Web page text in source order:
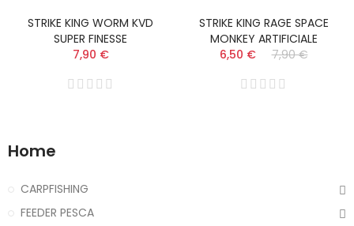
STRIKE KING WORM KVD
SUPER FINESSE
7,90 €
STRIKE KING RAGE SPACE
MONKEY ARTIFICIALE
6,50 €
7,90 €
Home
CARPFISHING
FEEDER PESCA